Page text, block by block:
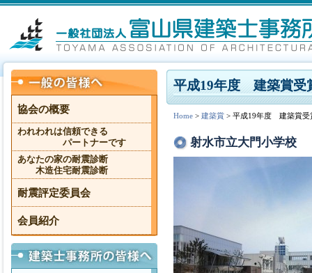
平成19年度 建築賞受
Home > 建築賞 > 平成19年度 建築賞受
射水市立大門小学校
協会の概要
われわれは信頼できる
パートナーです
あなたの家の耐震診断
木造住宅耐震診断
耐震評定委員会
会員紹介